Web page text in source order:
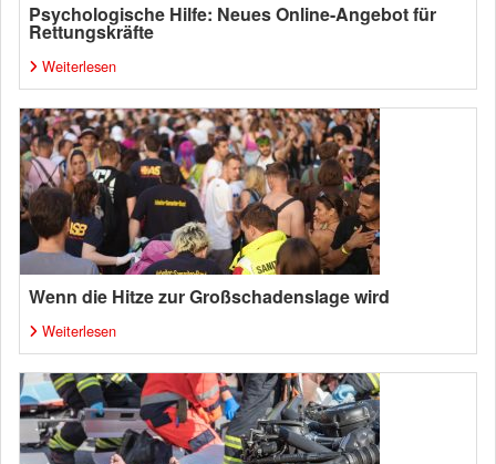
Psychologische Hilfe: Neues Online-Angebot für
Rettungskräfte
Weiterlesen
Wenn die Hitze zur Großschadenslage wird
Weiterlesen